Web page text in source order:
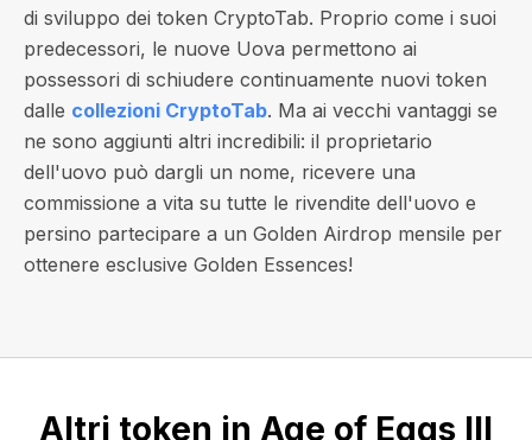
di sviluppo dei token CryptoTab. Proprio come i suoi
predecessori, le nuove Uova permettono ai
possessori di schiudere continuamente nuovi token
dalle collezioni CryptoTab. Ma ai vecchi vantaggi se
ne sono aggiunti altri incredibili: il proprietario
dell'uovo può dargli un nome, ricevere una
commissione a vita su tutte le rivendite dell'uovo e
persino partecipare a un Golden Airdrop mensile per
ottenere esclusive Golden Essences!
Altri token in Age of Eggs III